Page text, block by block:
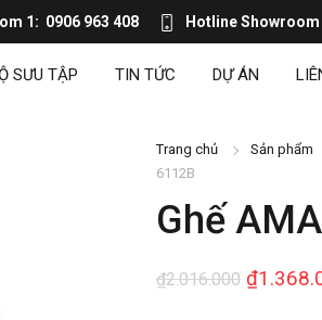
1 0906 963 408 Hotline Showroom
SƯU TẬP TIN TỨC DỰ ÁN
Trang chủ Sản phẩm
6112B
Ghế
2.016.000
₫ ₫